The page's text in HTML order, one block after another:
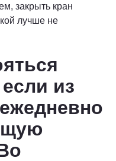
закрыть кран
лучше не
из